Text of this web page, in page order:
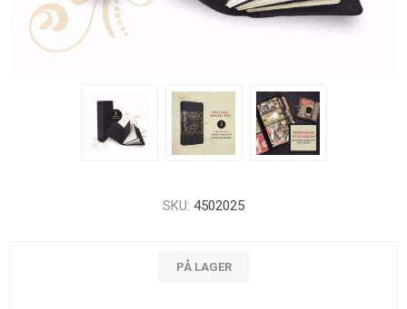
SKU: 4502025
PÅ LAGER